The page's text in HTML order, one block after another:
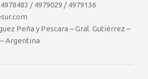
/ 4979029 / 4979136
Peña y Pescara – Gral. Gutiérrez –
Argentina